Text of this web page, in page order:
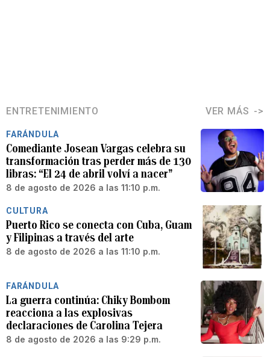
ENTRETENIMIENTO VER MÁS
FARÁNDULA
Comediante Josean Vargas celebra su
transformación tras perder más de 130
libras: “El 24 de abril volví a nacer”
8 de agosto de 2026 a las 11:10 p.m.
CULTURA
Puerto Rico se conecta con Cuba, Guam
y Filipinas a través del arte
8 de agosto de 2026 a las 11:10 p.m.
FARÁNDULA
La guerra continúa: Chiky Bombom
reacciona a las explosivas
declaraciones de Carolina Tejera
8 de agosto de 2026 a las 9:29 p.m.